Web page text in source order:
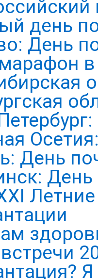
день
День
День
День